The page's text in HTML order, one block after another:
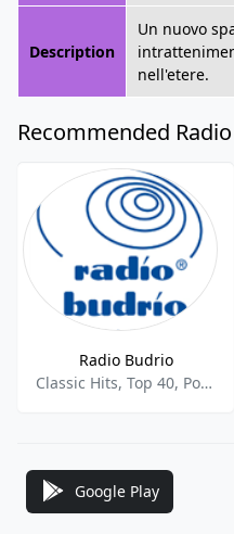
Description
Un nuovo
nell'etere.
Recommended
Radio Budrio
Classic Hits, Top 40, Pop, Folk
Google Play